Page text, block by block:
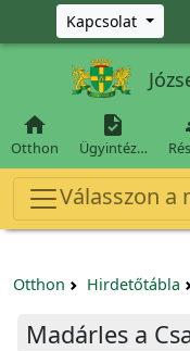
Ugrás a fő tartalomra
Kapcsolat

Otthon

Ügyintéz…
Válasszon a
Otthon Hirdetőtábla
Madárles a